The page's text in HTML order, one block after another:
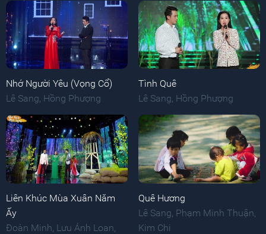
Nhớ Người Yêu (Vọng Cổ)
Lê Sang, Hồng Phượng
Tình Quê
Lê Sang, Hồng Phượng
Liên Khúc Mùa Xuân Năm
Ấy
Đoàn Minh Lưu Ánh Loan
Quê Hương
Lê Sang Phạm Minh Thuận
Kim Chi